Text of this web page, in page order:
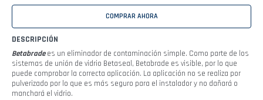
COMPRAR AHORA
DESCRIPCIÓN
Betabradees un eliminador de contaminación simple. Como parte de los
sistemas de unión de vidrio Betaseal, Betabrade es visible, por lo que
puede comprobar la correcta aplicación. La aplicación no se realiza por
pulverizado por lo que es más seguro para el instalador y no dañará o
manchará el vidrio.